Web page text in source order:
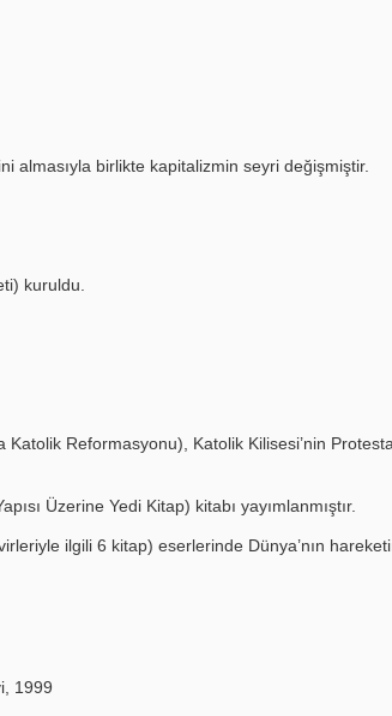
almasıyla birlikte kapitalizmin seyri değişmiştir.
kuruldu.
Katolik Reformasyonu), Katolik Kilisesi’nin
Üzerine Yedi Kitap) kitabı yayımlanmıştır.
ilgili 6 kitap) eserlerinde Dünya’nın
1999